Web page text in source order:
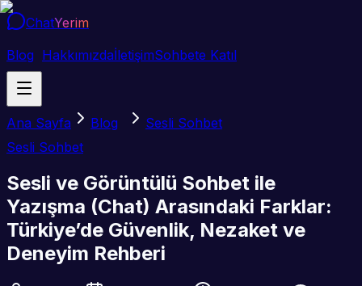
ChatYerim
Blog HakkımızdaİletişimSohbete Katıl
Ana Sayfa Blog
Sesli Sohbet
Sesli Sohbet
Sesli ve Görüntülü Sohbet ile
Yazışma (Chat) Arasındaki Farklar:
Türkiye’de Güvenlik, Nezaket ve
Deneyim Rehberi